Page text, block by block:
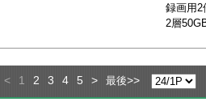
録画用2
2層
< 1 2 3 4 5 > 最後>>